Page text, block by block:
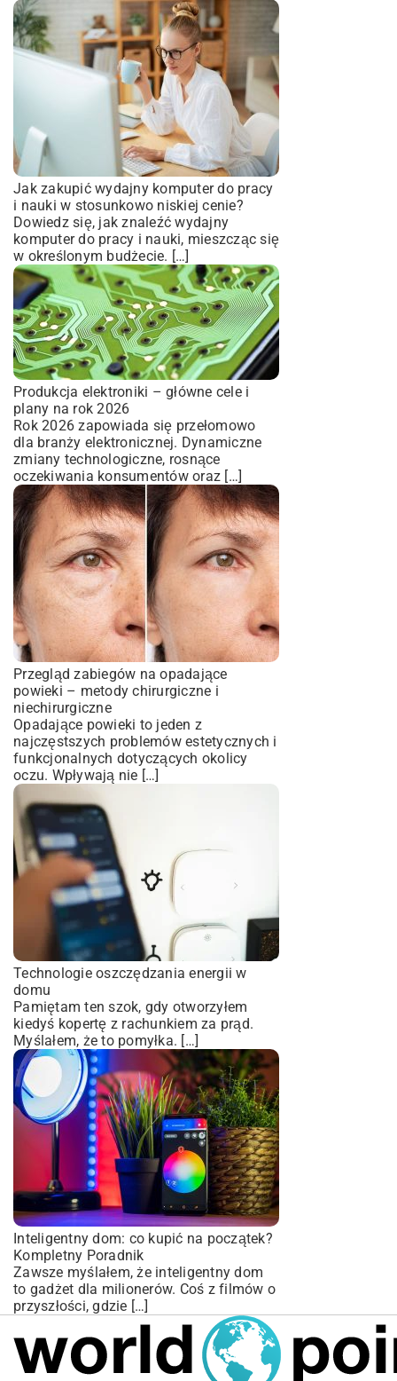
Jak zakupić wydajny komputer do pracy
i nauki w stosunkowo niskiej cenie?
Dowiedz się, jak znaleźć wydajny
komputer do pracy i nauki, mieszcząc się
w określonym budżecie. […]
Produkcja elektroniki – główne cele i
plany na rok 2026
Rok 2026 zapowiada się przełomowo
dla branży elektronicznej. Dynamiczne
zmiany technologiczne, rosnące
oczekiwania konsumentów oraz […]
Przegląd zabiegów na opadające
powieki – metody chirurgiczne i
niechirurgiczne
Opadające powieki to jeden z
najczęstszych problemów estetycznych i
funkcjonalnych dotyczących okolicy
oczu. Wpływają nie […]
Technologie oszczędzania energii w
domu
Pamiętam ten szok, gdy otworzyłem
kiedyś kopertę z rachunkiem za prąd.
Myślałem, że to pomyłka. […]
Inteligentny dom: co kupić na początek?
Kompletny Poradnik
Zawsze myślałem, że inteligentny dom
to gadżet dla milionerów. Coś z filmów o
przyszłości, gdzie […]